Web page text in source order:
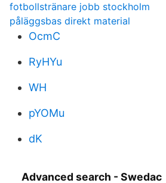
fotbollstränare jobb stockholm
påläggsbas direkt material
OcmC
RyHYu
WH
pYOMu
dK
Advanced search - Swedac